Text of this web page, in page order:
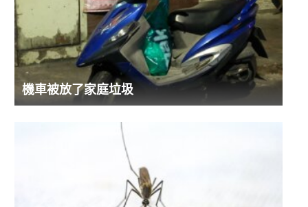
機車被放了家庭垃圾